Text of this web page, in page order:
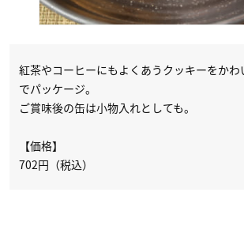
紅茶やコーヒーにもよくあうクッキーをか
でパッケージ。
ご賞味後の缶は小物入れとしても。
【価格】
702円（税込）